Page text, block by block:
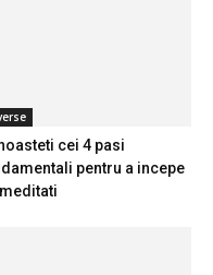
cei 4 pasi
pentru a incepe